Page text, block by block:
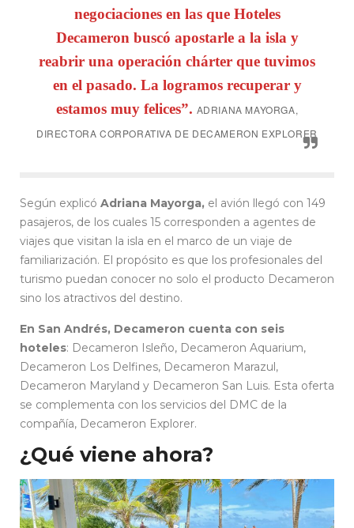
negociaciones en las que Hoteles
Decameron buscó apostarle a la isla y
reabrir una operación chárter que tuvimos
en el pasado. La logramos recuperar y
estamos muy felices”. ADRIANA MAYORGA,
DIRECTORA CORPORATIVA DE DECAMERON EXPLORER
Según explicó Adriana Mayorga, el avión llegó con 149
pasajeros, de los cuales 15 corresponden a agentes de
viajes que visitan la isla en el marco de un viaje de
familiarización. El propósito es que los profesionales del
turismo puedan conocer no solo el producto Decameron
sino los atractivos del destino.
En San Andrés, Decameron cuenta con seis
hoteles: Decameron Isleño, Decameron Aquarium,
Decameron Los Delfines, Decameron Marazul,
Decameron Maryland y Decameron San Luis. Esta oferta
se complementa con los servicios del DMC de la
compañía, Decameron Explorer.
¿Qué viene ahora?